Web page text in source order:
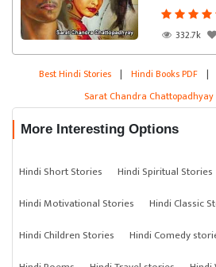
332.7k
Best Hindi Stories | Hindi Books PDF |
Sarat Chandra Chattopadhyay
More Interesting Options
Hindi Short Stories Hindi Spiritual Stories
Hindi Motivational Stories
Hindi Classic
Hindi Children Stories
Hindi Comedy